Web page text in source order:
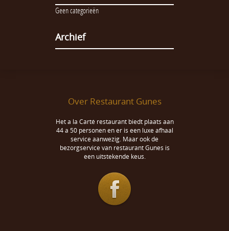
Geen categorieën
Archief
Over Restaurant Gunes
Het a la Carté restaurant biedt plaats aan
44 a 50 personen en er is een luxe afhaal
service aanwezig. Maar ook de
bezorgservice van restaurant Gunes is
een uitstekende keus.